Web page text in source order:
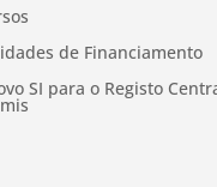
de Financiamento
SI para o Registo